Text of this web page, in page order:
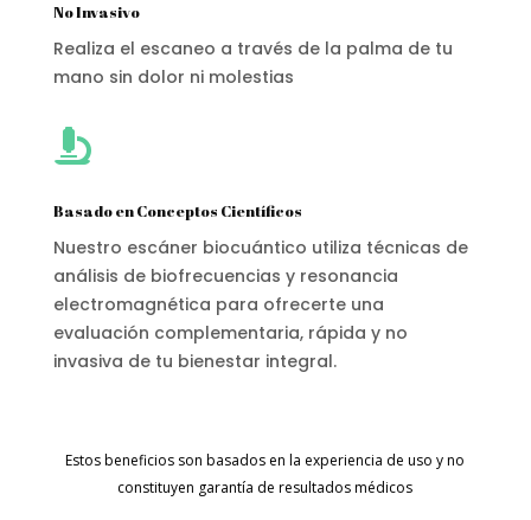
No Invasivo
Realiza el escaneo a través de la palma de tu
mano sin dolor ni molestias

Basado en Conceptos Científicos
Nuestro escáner biocuántico utiliza técnicas de
análisis de biofrecuencias y resonancia
electromagnética para ofrecerte una
evaluación complementaria, rápida y no
invasiva de tu bienestar integral.
Estos beneficios son basados en la experiencia de uso y no
constituyen garantía de resultados médicos